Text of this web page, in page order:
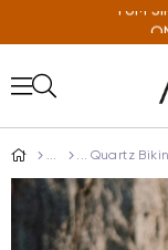
Quartz